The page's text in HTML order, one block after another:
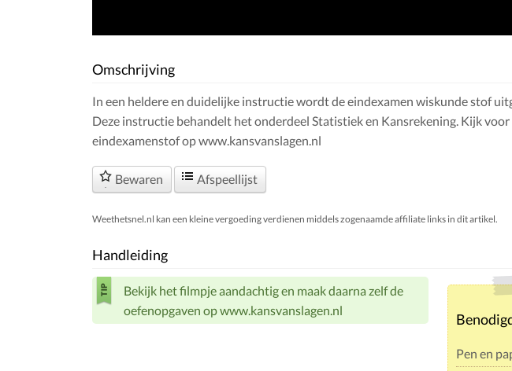
Omschrijving
In een heldere en duidelijke instructie wordt de eindexamen wiskunde stof
Deze instructie behandelt het onderdeel Statistiek en Kansrekening. Kijk voor
eindexamenstof op www.kansvanslagen.nl
Bewaren Afspeellijst
Weethetsnel.nl kan een kleine vergoeding verdienen middels zogenaamde affiliate links in dit artikel.
Handleiding
Pen en
Bekijk het filmpje aandachtig en maak daarna zelf de
oefenopgaven op www.kansvanslagen.nl